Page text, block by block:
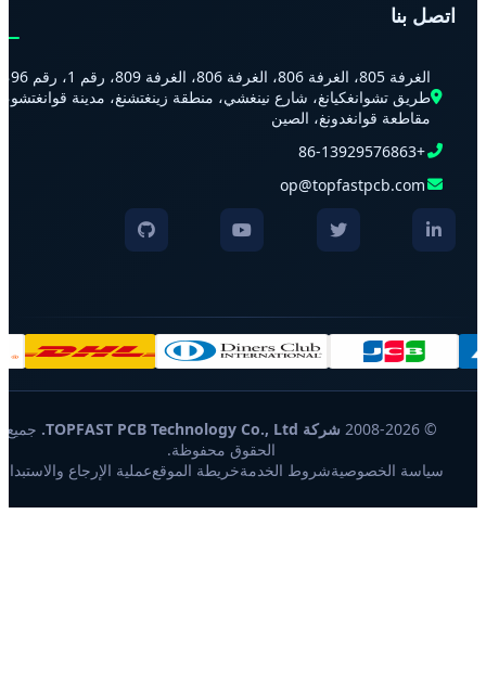
اتصل بنا
الغرفة 805، الغرفة 806، الغرفة 806، الغرفة 809، رقم 1، رقم 96،
طريق تشوانغكيانغ، شارع نينغشي، منطقة زينغتشنغ، مدينة قوانغتشو،
مقاطعة قوانغدونغ، الصين
op@topfastpcb.com
شركة TOPFAST PCB Technology Co., Ltd.
جميع
الحقوق محفوظة.
سياسة الخصوصيةشروط الخدمةخريطة الموقععملية الإرجاع والاستبدال